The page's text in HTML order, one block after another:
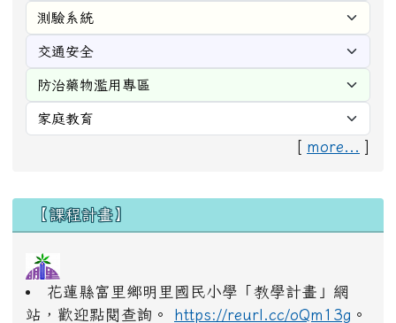
[ more...
右邊區域內容
【課程計畫】
花蓮縣富里鄉明里國民小學「教學計畫」網
站，歡迎點閱查詢。
https://reurl.cc/oQm13g 。